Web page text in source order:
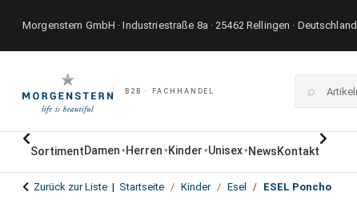
Morgenstern GmbH · Industriestraße 8a · 25462 Rellingen · Deutschland
B2B · FACHHANDEL ⌕
SortimentDamen ▾ Herren ▾ Kinder ▾Unisex ▾ NewsKontakt
Zurück zur Liste Startseite Kinder Esel ESEL Poncho